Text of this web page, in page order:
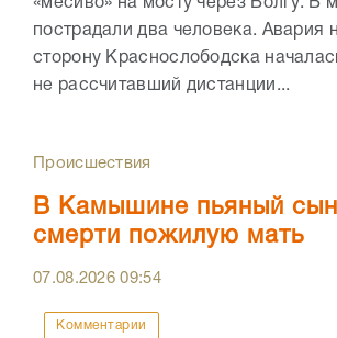
пострадали два человека. Авария
сторону Краснослободска
не рассчитавший дистанции...
Происшествия
В Камышине пьяный
смерти пожилую мать
07.08.202609:54
Комментарии